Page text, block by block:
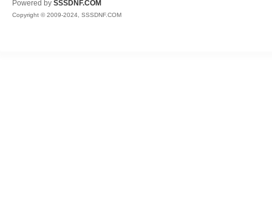
Powered by SSSDNF.COM
Copyright © 2009-2024, SSSDNF.COM